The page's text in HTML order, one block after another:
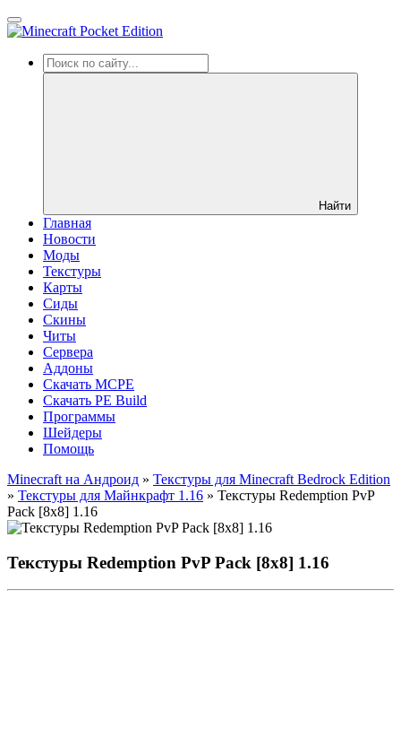
Найти
Главная
Новости
Моды
Текстуры
Карты
Сиды
Cкины
Читы
Сервера
Аддоны
Скачать MCPE
Скачать PE Build
Программы
Шейдеры
Помощь
Minecraft на Андроид » Текстуры для Minecraft Bedrock Edition
» Текстуры для Майнкрафт 1.16 » Текстуры Redemption PvP
Pack [8x8] 1.16
Текстуры Redemption PvP Pack [8x8] 1.16